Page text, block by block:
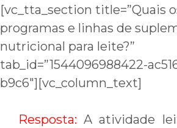
[vc_tta_section title=”Quais
programas e linhas de
nutricional para leite?”
tab_id=”1544096988422-
b9c6″][vc_column_text]
Resposta:A atividade